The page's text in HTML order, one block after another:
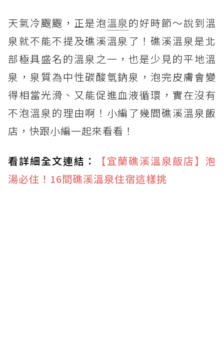
天氣冷颼颼，正是泡溫泉的好時節～說到溫
泉就不能不提及礁溪溫泉了！礁溪溫泉是北
部極具盛名的溫泉之一，也是少見的平地溫
泉，泉質為中性碳酸氫鈉泉，泡完皮膚會變
得相當光滑、又能促進血液循環，實在沒有
不泡溫泉的理由啊！小編了幾間礁溪溫泉飯
店，快跟小編一起來看看！
看詳細全文連結：
【宜蘭礁溪溫泉飯店】泡
湯必住！16間礁溪溫泉住宿這樣挑